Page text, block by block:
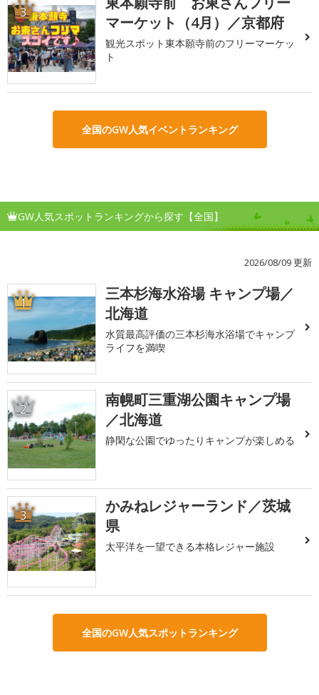
3
マーケット（4月）／京都府
観光スポット東本願寺前のフリーマーケッ
ト
全国のGW人気イベントランキング
GW人気スポットランキングから探す【全国】
2026/08/09 更新
1
三本杉海水浴場 キャンプ場／
北海道
水質最高評価の三本杉海水浴場でキャンプ
ライフを満喫
2
南幌町三重湖公園キャンプ場
／北海道
静閑な公園でゆったりキャンプが楽しめる
3
かみねレジャーランド／茨城
県
太平洋を一望できる本格レジャー施設
全国のGW人気スポットランキング